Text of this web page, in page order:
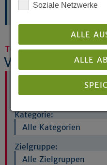
Termine
Veranstaltungen
Kategorie:
Zielgruppe:
Soziale Netzwerke
ALLE
ALLE